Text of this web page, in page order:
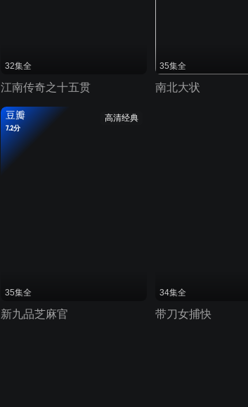
32集全
江南传奇之十五贯
35集全
南北大状
高清经典
豆瓣
7.2分
35集全
新九品芝麻官
34集全
带刀女捕快